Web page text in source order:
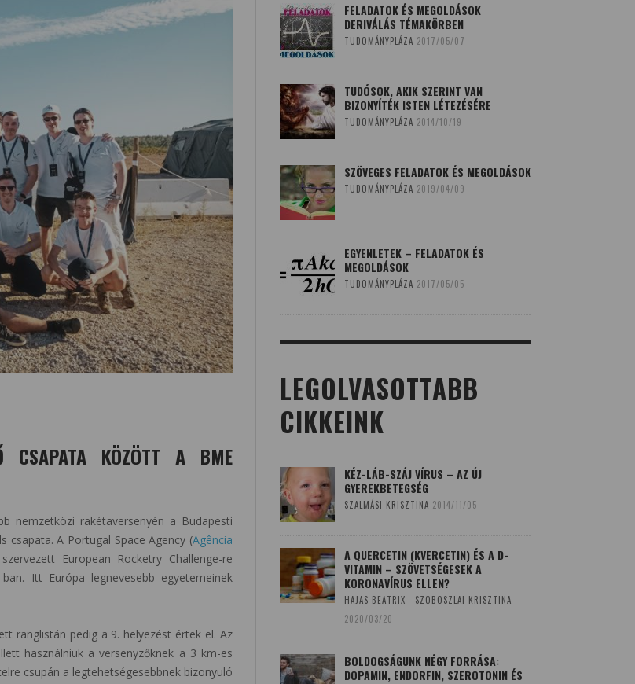
CSAPATA KÖZÖTT A BME
nemzetközi rakétaversenyén a Budapesti
csapata. A Portugal Space Agency (Agência
European Rocketry Challenge-re
Itt Európa legnevesebb egyetemeinek
ranglistán pedig a 9. helyezést értek el. Az
használniuk a versenyzőknek a 3 km-es
csupán a legtehetségesebbnek bizonyuló
FELADATOK ÉS MEGOLDÁSOK
DERIVÁLÁS TÉMAKÖRBEN
TUDOMÁNYPLÁZA 2017/05/07
TUDÓSOK, AKIK SZERINT VAN
BIZONYÍTÉK ISTEN LÉTEZÉSÉRE
TUDOMÁNYPLÁZA 2014/10/19
SZÖVEGES FELADATOK ÉS MEGOLDÁSOK
TUDOMÁNYPLÁZA 2019/04/09
EGYENLETEK – FELADATOK ÉS
MEGOLDÁSOK
TUDOMÁNYPLÁZA 2017/05/05
LEGOLVASOTTABB
CIKKEINK
KÉZ-LÁB-SZÁJ VÍRUS – AZ ÚJ
GYEREKBETEGSÉG
SZALMÁSI KRISZTINA 2014/11/05
A QUERCETIN (KVERCETIN) ÉS A D-
VITAMIN – SZÖVETSÉGESEK A
KORONAVÍRUS ELLEN?
HAJAS BEATRIX - SZOBOSZLAI KRISZTINA
2020/03/20
BOLDOGSÁGUNK NÉGY FORRÁSA:
DOPAMIN, ENDORFIN, SZEROTONIN ÉS